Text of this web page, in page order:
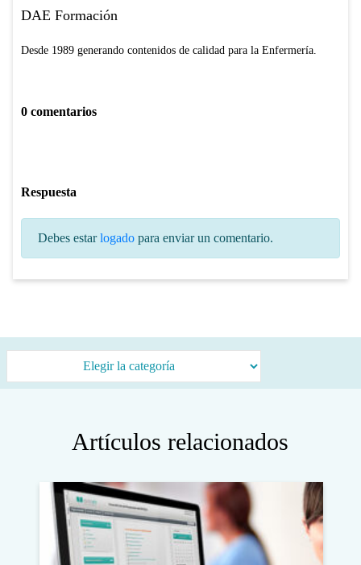
DAE Formación
Desde 1989 generando contenidos de calidad para la Enfermería.
0 comentarios
Respuesta
Debes estarlogadopara enviar un comentario.
Artículos relacionados